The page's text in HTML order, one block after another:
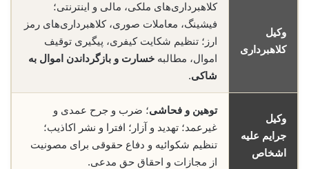
وکیل
کلاهبرداری
کلاهبرداری‌های ملکی، مالی و اینترنتی؛
فیشینگ، معاملات صوری، کلاهبرداری‌های رمز
ارز؛ تنظیم شکایت کیفری، پیگیری توقیف
اموال، مطالبه خسارت و بازگرداندن اموال به
شاکی.
وکیل
جرایم علیه
اشخاص
توهین و فحاشی؛ ضرب و جرح عمدی و
غیرعمد؛ تهدید و آزار؛ افترا و نشر اکاذیب؛
تنظیم شکوائیه و دفاع حقوقی برای مصونیت
از مجازات و احقاق حق مدعی.